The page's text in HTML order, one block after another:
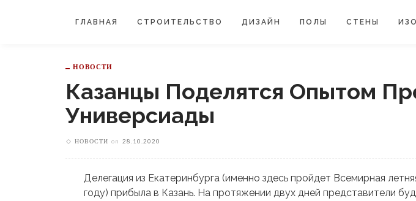
ГЛАВНАЯ СТРОИТЕЛЬСТВО ДИЗАЙН ПОЛЫ СТЕНЫ
НОВОСТИ
Казанцы Поделятся Опытом
Универсиады
НОВОСТИ on 28.10.2020
Делегация из Екатеринбурга (именно здесь пройдет Всемирная
году) прибыла в Казань. На протяжении двух дней представители